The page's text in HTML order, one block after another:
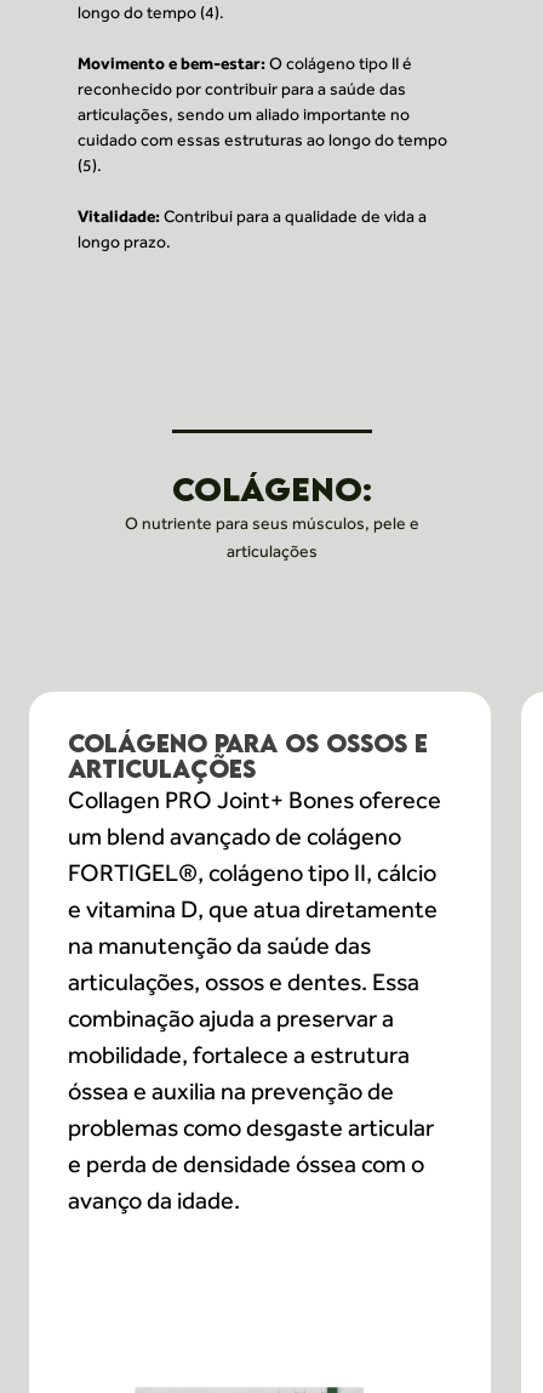
longo do tempo (4).
Movimento e bem-estar:O colágeno tipo II é
reconhecido por contribuir para a saúde das
articulações, sendo um aliado importante no
cuidado com essas estruturas ao longo do tempo
(5).
Vitalidade:Contribui para a qualidade de vida a
longo prazo.
COLÁGENO:
O nutriente para seus músculos, pele e
articulações
COLÁGENO PARA OS OSSOS E
ARTICULAÇÕES
Collagen PRO Joint+ Bones oferece
um blend avançado de colágeno
FORTIGEL®, colágeno tipo II, cálcio
e vitamina D, que atua diretamente
na manutenção da saúde das
articulações, ossos e dentes. Essa
combinação ajuda a preservar a
mobilidade, fortalece a estrutura
óssea e auxilia na prevenção de
problemas como desgaste articular
e perda de densidade óssea com o
avanço da idade.